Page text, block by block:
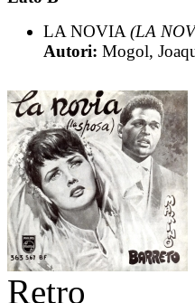
LA NOVIA(LA
Autori: Mogol,
Retro